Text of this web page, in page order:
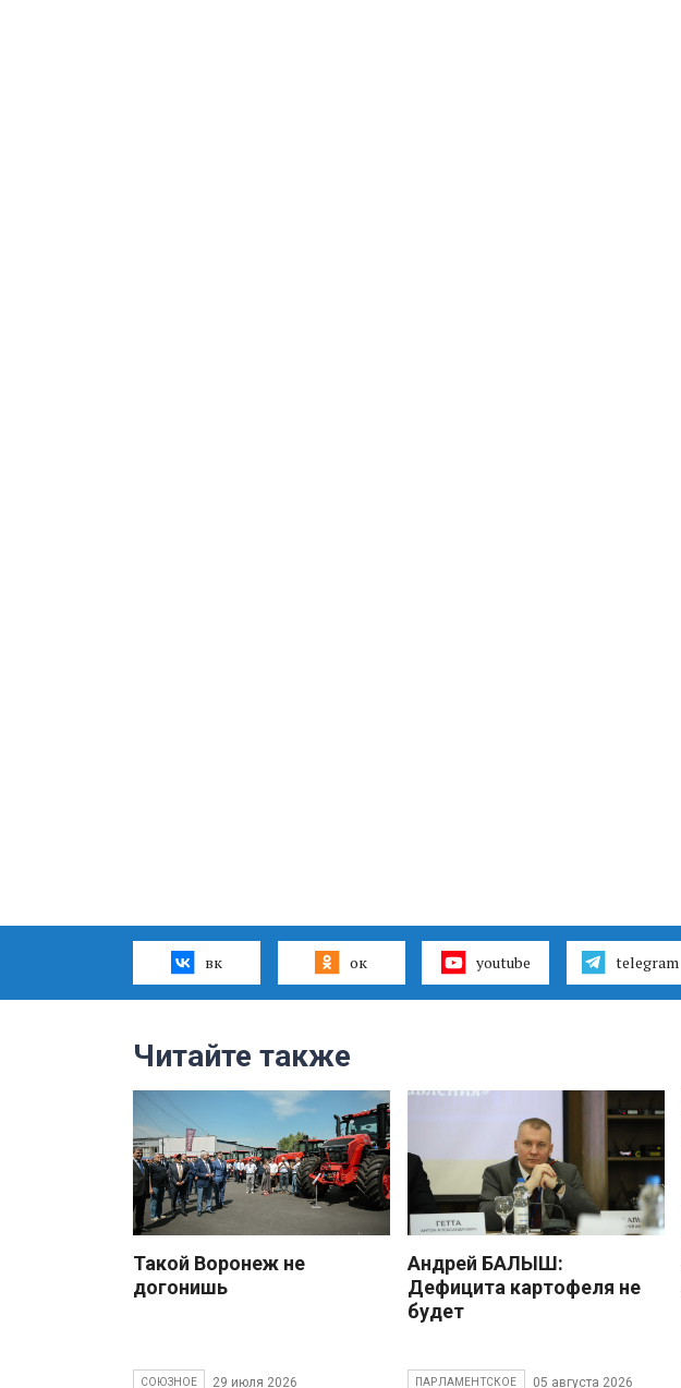
вк ок youtube telegram
Читайте также
Такой Воронеж не
догонишь
СОЮЗНОЕ 29 июля 2026
Андрей БАЛЫШ:
Дефицита картофеля не
будет
ПАРЛАМЕНТСКОЕ 05 августа 2026